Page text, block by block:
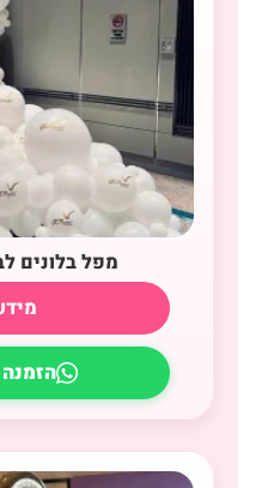
מפל בלונים